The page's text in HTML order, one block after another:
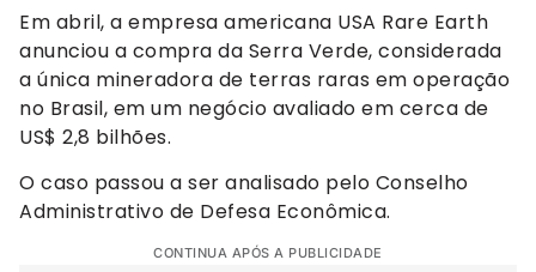
Em abril, a empresa americana USA Rare Earth
anunciou a compra da Serra Verde, considerada
a única mineradora de terras raras em operação
no Brasil, em um negócio avaliado em cerca de
US$ 2,8 bilhões.
O caso passou a ser analisado pelo Conselho
Administrativo de Defesa Econômica.
CONTINUA APÓS A PUBLICIDADE